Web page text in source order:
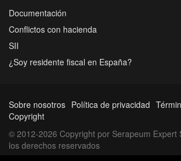
Documentación
Conflictos con hacienda
SII
¿Soy residente fiscal en España?
Sobre nosotros Política de privacidad
Copyright
© 2012-2026 Copyright por Serapeum Expert
los derechos reservados